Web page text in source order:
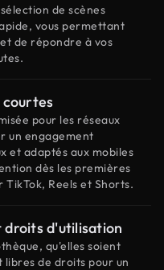
de scènes
vous permettant
de répondre à vos
courtes
pour les réseaux
un engagement
et adaptés aux mobiles
dès les premières
TikTok, Reels et Shorts.
droits d'utilisation
qu'elles soient
de droits pour un